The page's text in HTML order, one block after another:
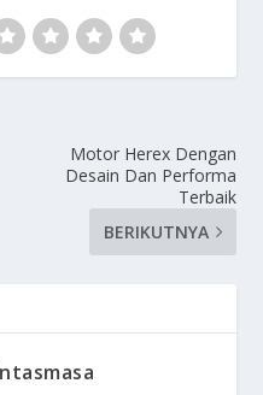
Motor Herex Dengan
Desain Dan Performa
Terbaik
BERIKUTNYA